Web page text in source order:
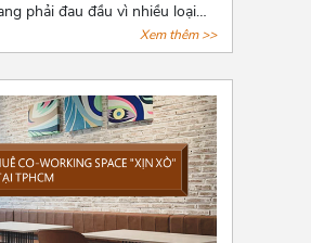
phải đau đầu vì nhiều loại
trong đó không thể không
phòng, kho bãi,...Bài viết là 8
muốn chia sẻ để phần nào
thuê văn phòng, giảm bớt nỗi
Xem thêm >>